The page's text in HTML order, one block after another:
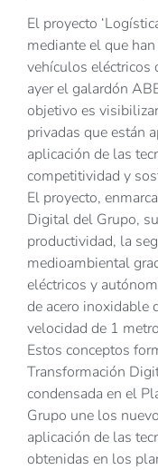
El proyecto
mediante el que
vehículos eléctricos
ayer el galardón
objetivo es
privadas que están
aplicación de las
competitividad y
El proyecto,
Digital del Grupo,
productividad, la
medioambiental
eléctricos y
de acero inoxidable
velocidad de 1
Estos conceptos
Transformación
condensada en el
Grupo une los
aplicación de las
obtenidas en los